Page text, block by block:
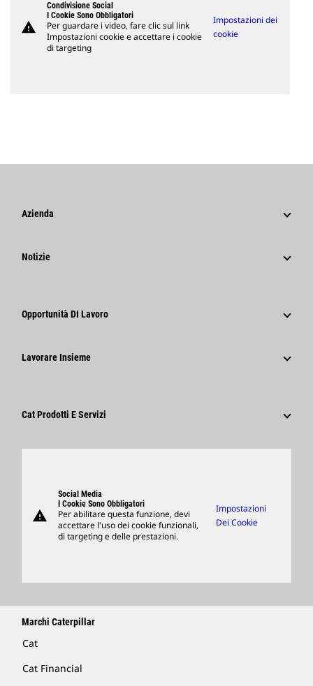
warning
Condivisione Social
I Cookie Sono Obbligatori
Per guardare i video, fare clic sul link
Impostazioni cookie e accettare i cookie
di targeting
Impostazioni dei
cookie
Azienda
Governance
Caterpillar Foundation
Sostenibilità
Sedi Globali
Notizie
Comunicati Stampa Aziendali
Social Network
Opportunità DI Lavoro
Tipi Di Carriere
Ricerca E Adesione
Lavorare Insieme
Fornitori
Cat Prodotti E Servizi
Support
Merchandising
Trova Un Dealer
warning
Social Media
I Cookie Sono Obbligatori
Per abilitare questa funzione, devi
accettare l'uso dei cookie funzionali,
di targeting e delle prestazioni.
Impostazioni
Dei Cookie
Marchi Caterpillar
Cat
Cat Financial